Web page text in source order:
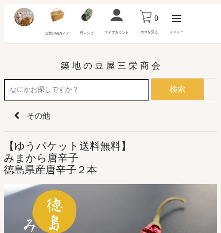
お買い物ガイド 豆レシピ マイアカウント
0
カゴを見る メニュー
築 地 の 豆 屋 三 栄 商 会
検索
その他
【ゆうパケット送料無料】
みまから唐辛子
徳島県産唐辛子２本